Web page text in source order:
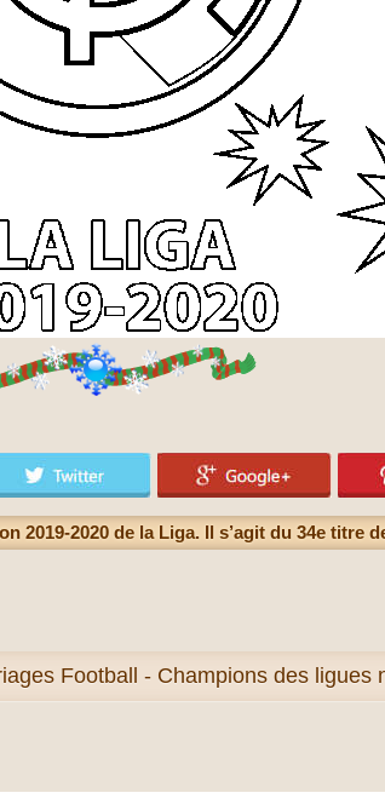
2019-2020 de la Liga. Il s’agit du 34e titre
Football - Champions des ligues